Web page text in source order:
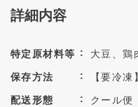
詳細内容
特定原材料等 大豆、鶏
保存方法 【要冷
配送形態 クール便